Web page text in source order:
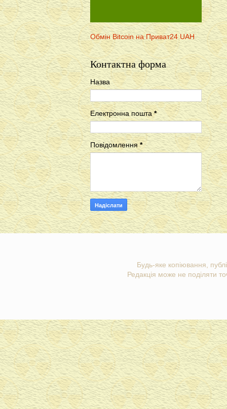
Обмін Bitcoin на Приват24 UAH
Контактна форма
Назва
Електронна пошта*
Повідомлення *
Будь-яке копіювання,
Редакція може не поділяти